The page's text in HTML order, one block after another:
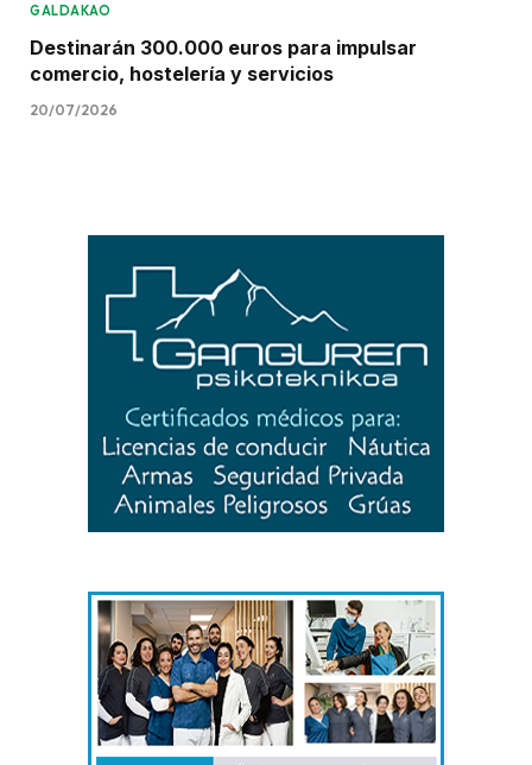
GALDAKAO
Destinarán 300.000 euros para impulsar
comercio, hostelería y servicios
20/07/2026